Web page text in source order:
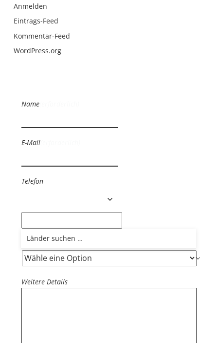
Anmelden
Eintrags-Feed
Kommentar-Feed
WordPress.org
Name
E-Mail
Telefon
Wie hast du von uns erfahren?
Weitere Details